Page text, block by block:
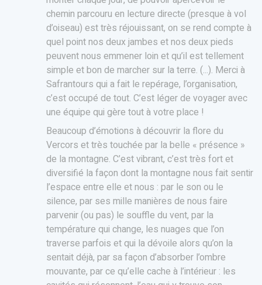
chemin parcouru en lecture directe (presque à vol
d’oiseau) est très réjouissant, on se rend compte à
quel point nos deux jambes et nos deux pieds
peuvent nous emmener loin et qu’il est tellement
simple et bon de marcher sur la terre. (...). Merci à
Safrantours qui a fait le repérage, l’organisation,
c’est occupé de tout. C’est léger de voyager avec
une équipe qui gère tout à votre place !
Beaucoup d’émotions à découvrir la flore du
Vercors et très touchée par la belle « présence »
de la montagne. C’est vibrant, c’est très fort et
diversifié la façon dont la montagne nous fait sentir
l’espace entre elle et nous : par le son ou le
silence, par ses mille manières de nous faire
parvenir (ou pas) le souffle du vent, par la
température qui change, les nuages que l’on
traverse parfois et qui la dévoile alors qu’on la
sentait déjà, par sa façon d’absorber l’ombre
mouvante, par ce qu’elle cache à l’intérieur : les